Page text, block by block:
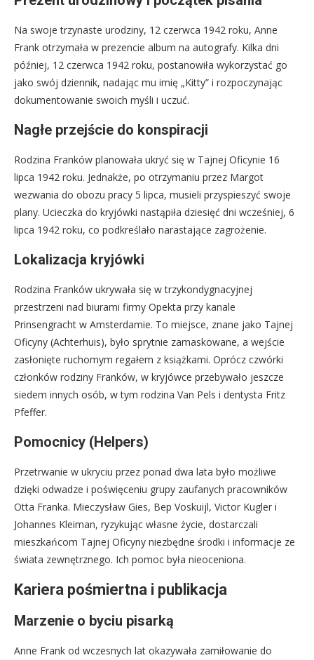
Na swoje trzynaste urodziny, 12 czerwca 1942 roku, Anne
Frank otrzymała w prezencie album na autografy. Kilka dni
później, 12 czerwca 1942 roku, postanowiła wykorzystać go
jako swój dziennik, nadając mu imię „Kitty” i rozpoczynając
dokumentowanie swoich myśli i uczuć.
Nagłe przejście do konspiracji
Rodzina Franków planowała ukryć się w Tajnej Oficynie 16
lipca 1942 roku. Jednakże, po otrzymaniu przez Margot
wezwania do obozu pracy 5 lipca, musieli przyspieszyć swoje
plany. Ucieczka do kryjówki nastąpiła dziesięć dni wcześniej, 6
lipca 1942 roku, co podkreślało narastające zagrożenie.
Lokalizacja kryjówki
Rodzina Franków ukrywała się w trzykondygnacyjnej
przestrzeni nad biurami firmy Opekta przy kanale
Prinsengracht w Amsterdamie. To miejsce, znane jako Tajnej
Oficyny (Achterhuis), było sprytnie zamaskowane, a wejście
zasłonięte ruchomym regałem z książkami. Oprócz czwórki
członków rodziny Franków, w kryjówce przebywało jeszcze
siedem innych osób, w tym rodzina Van Pels i dentysta Fritz
Pfeffer.
Pomocnicy (Helpers)
Przetrwanie w ukryciu przez ponad dwa lata było możliwe
dzięki odwadze i poświęceniu grupy zaufanych pracowników
Otta Franka. Mieczysław Gies, Bep Voskuijl, Victor Kugler i
Johannes Kleiman, ryzykując własne życie, dostarczali
mieszkańcom Tajnej Oficyny niezbędne środki i informacje ze
świata zewnętrznego. Ich pomoc była nieoceniona.
Kariera pośmiertna i publikacja
Marzenie o byciu pisarką
Anne Frank od wczesnych lat okazywała zamiłowanie do